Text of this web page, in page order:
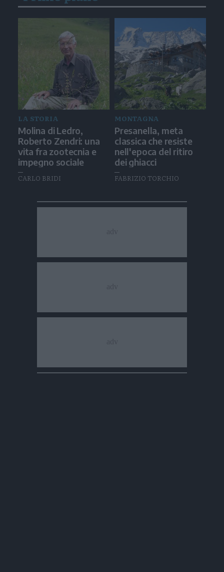
LA STORIA
Molina di Ledro,
Roberto Zendri: una
vita fra zootecnia e
impegno sociale
CARLO BRIDI
MONTAGNA
Presanella, meta
classica che resiste
nell'epoca del ritiro
dei ghiacci
FABRIZIO TORCHIO